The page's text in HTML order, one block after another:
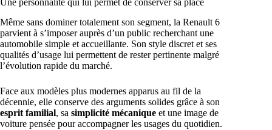
Une personnalité qui lui permet de conserver sa place
Même sans dominer totalement son segment, la Renault 6
parvient à s’imposer auprès d’un public recherchant une
automobile simple et accueillante. Son style discret et ses
qualités d’usage lui permettent de rester pertinente malgré
l’évolution rapide du marché.
Face aux modèles plus modernes apparus au fil de la
décennie, elle conserve des arguments solides grâce à son
esprit familial, sa simplicité mécanique et une image de
voiture pensée pour accompagner les usages du quotidien.